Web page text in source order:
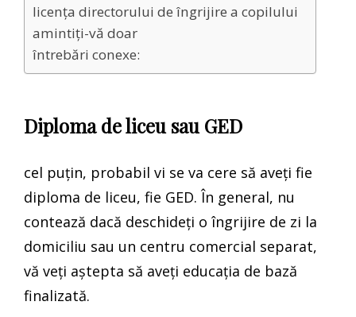
licența directorului de îngrijire a copilului
amintiți-vă doar
întrebări conexe:
Diploma de liceu sau GED
cel puțin, probabil vi se va cere să aveți fie
diploma de liceu, fie GED. În general, nu
contează dacă deschideți o îngrijire de zi la
domiciliu sau un centru comercial separat,
vă veți aștepta să aveți educația de bază
finalizată.